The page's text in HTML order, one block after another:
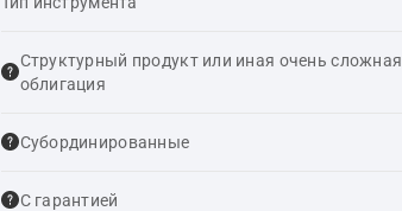
Структурный продукт или иная очень сложная
облигация
Cубординированные
С гарантией